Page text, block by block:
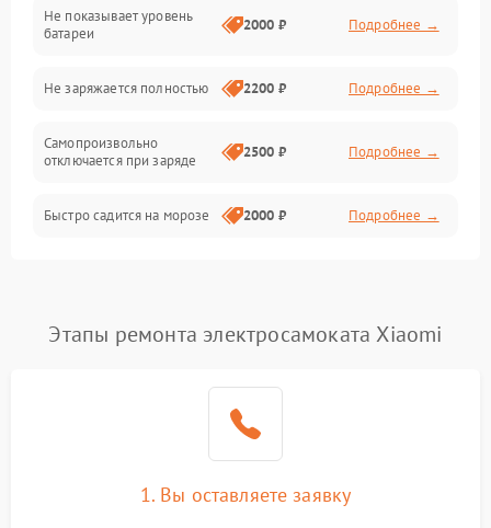
Электроника и управление
Не показывает уровень
батареи
2000 ₽ Подробнее →
Не заряжается полностью 2200 ₽ Подробнее →
Самопроизвольно
отключается при заряде
2500 ₽ Подробнее →
Быстро садится на морозе 2000 ₽ Подробнее →
Этапы ремонта электросамоката Xiaomi
1. Вы оставляете заявку